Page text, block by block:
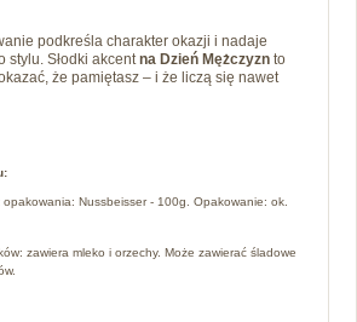
podkreśla charakter okazji i nadaje
stylu. Słodki akcentna Dzień Mężczyzn to
że pamiętasz – i że liczą się nawet
Nussbeisser - 100g. Opakowanie: ok.
zawiera mleko i orzechy. Może zawierać śladowe